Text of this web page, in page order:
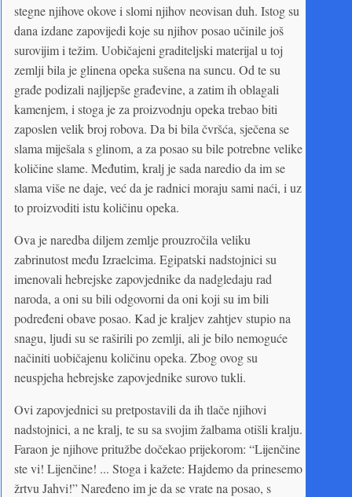
stegne njihove okove i slomi njihov neovisan duh. Istog su
dana izdane zapovijedi koje su njihov posao učinile još
surovijim i težim. Uobičajeni graditeljski materijal u toj
zemlji bila je glinena opeka sušena na suncu. Od te su
građe podizali najljepše građevine, a zatim ih oblagali
kamenjem, i stoga je za proizvodnju opeka trebao biti
zaposlen velik broj robova. Da bi bila čvršća, sječena se
slama miješala s glinom, a za posao su bile potrebne velike
količine slame. Međutim, kralj je sada naredio da im se
slama više ne daje, već da je radnici moraju sami naći, i uz
to proizvoditi istu količinu opeka.
Ova je naredba diljem zemlje prouzročila veliku
zabrinutost među Izraelcima. Egipatski nadstojnici su
imenovali hebrejske zapovjednike da nadgledaju rad
naroda, a oni su bili odgovorni da oni koji su im bili
podređeni obave posao. Kad je kraljev zahtjev stupio na
snagu, ljudi su se raširili po zemlji, ali je bilo nemoguće
načiniti uobičajenu količinu opeka. Zbog ovog su
neuspjeha hebrejske zapovjednike surovo tukli.
Ovi zapovjednici su pretpostavili da ih tlače njihovi
nadstojnici, a ne kralj, te su sa svojim žalbama otišli kralju.
Faraon je njihove pritužbe dočekao prijekorom: “Lijenčine
ste vi! Lijenčine! ... Stoga i kažete: Hajdemo da prinesemo
žrtvu Jahvi!” Naređeno im je da se vrate na posao, s